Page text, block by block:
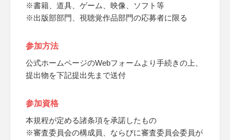
※書籍、道具、ゲーム、映像、ソフト等
※出版部部門、視聴覚作品部門の応募者に限る
参加方法
公式ホームページのWebフォームより手続きの上、
提出物を下記提出先まで送付
参加資格
本規程が定める諸条項を承諾したもの
※審査委員会の構成員、ならびに審査委員会委員が